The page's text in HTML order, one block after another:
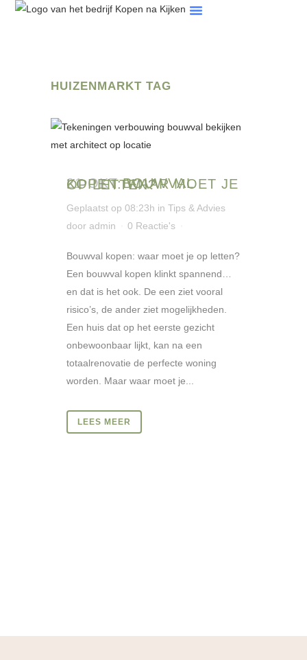
HUIZENMARKT TAG
21 OKT
BOUWVAL KOPEN: WAAR MOET JE OP LETTEN?
Geplaatst op 08:23h in Tips & Advies
door admin 0 Reactie's
Bouwval kopen: waar moet je op letten?
Een bouwval kopen klinkt spannend…
en dat is het ook. De een ziet vooral
risico’s, de ander ziet mogelijkheden.
Een huis dat op het eerste gezicht
onbewoonbaar lijkt, kan na een
totaalrenovatie de perfecte woning
worden. Maar waar moet je...
LEES MEER